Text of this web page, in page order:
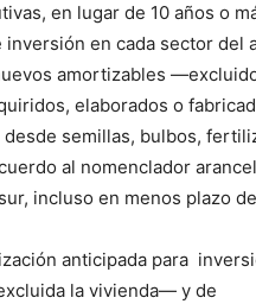
en lugar de 10 años o
en cada sector del
amortizables
elaborados o
desde semillas, bulbos,
al nomenclador
incluso en menos plazo
anticipada para
la vivienda— y de